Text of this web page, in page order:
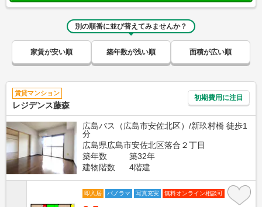
別の順番に並び替えてみませんか？
家賃が安い順 築年数が浅い順 面積が広い順
賃貸マンション
レジデンス藤森
初期費用に注目
広島バス（広島市安佐北区）/新玖村橋 徒歩1
分
広島県広島市安佐北区落合２丁目
築年数
築32年
建物階数
4階建
即入居 パノラマ 写真充実 無料オンライン相談可